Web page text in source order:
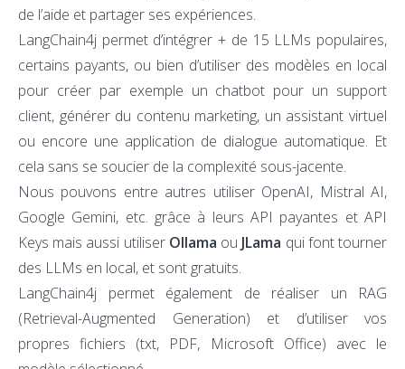
de l’aide et partager ses expériences.
LangChain4j permet d’intégrer + de 15 LLMs populaires,
certains payants, ou bien d’utiliser des modèles en local
pour créer par exemple un chatbot pour un support
client, générer du contenu marketing, un assistant virtuel
ou encore une application de dialogue automatique. Et
cela sans se soucier de la complexité sous-jacente.
Nous pouvons entre autres utiliser OpenAI, Mistral AI,
Google Gemini, etc. grâce à leurs API payantes et API
Keys mais aussi utiliser Ollama ou JLama qui font tourner
des LLMs en local, et sont gratuits.
LangChain4j permet également de réaliser un RAG
(Retrieval-Augmented Generation) et d’utiliser vos
propres fichiers (txt, PDF, Microsoft Office) avec le